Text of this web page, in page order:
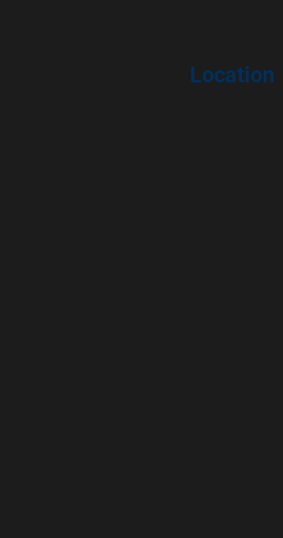
Location